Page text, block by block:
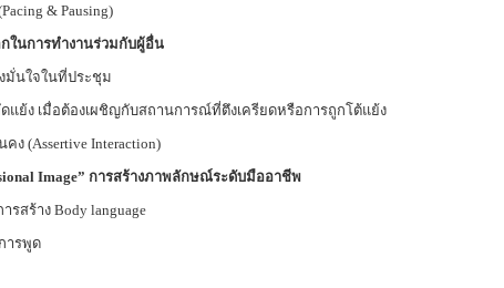
& Pausing)
ในการทำงานร่วมกับผู้อื่น
มั่นใจในที่ประชุม
แย้ง เมื่อต้องเผชิญกับสถานการณ์ที่ตึงเครียดหรือการถูกโต้แย้ง
ง (Assertive Interaction)
Image” การสร้างภาพลักษณ์ระดับมืออาชีพ
รสร้าง Body language
ารพูด